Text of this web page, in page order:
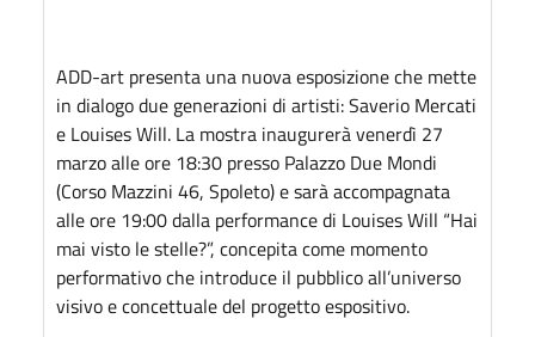
ADD-art presenta una nuova esposizione che mette
in dialogo due generazioni di artisti: Saverio Mercati
e Louises Will. La mostra inaugurerà venerdì 27
marzo alle ore 18:30 presso Palazzo Due Mondi
(Corso Mazzini 46, Spoleto) e sarà accompagnata
alle ore 19:00 dalla performance di Louises Will “Hai
mai visto le stelle?”, concepita come momento
performativo che introduce il pubblico all’universo
visivo e concettuale del progetto espositivo.